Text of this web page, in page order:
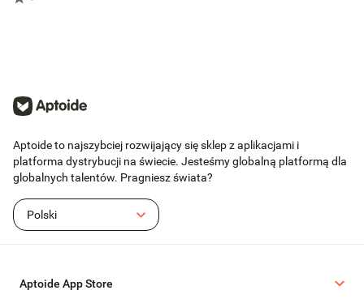
Aptoide to najszybciej rozwijający się sklep z aplikacjami i
platforma dystrybucji na świecie. Jesteśmy globalną platformą dla
globalnych talentów. Pragniesz świata?
Polski
Aptoide App Store